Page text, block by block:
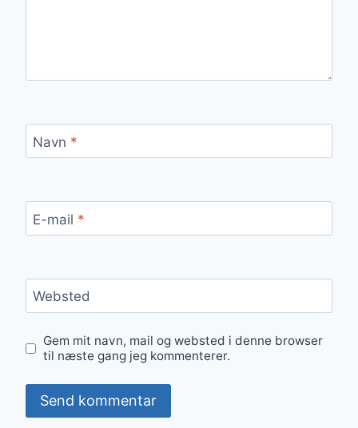
Navn *
E-mail *
Websted
Gem mit navn, mail og websted i denne browser
til næste gang jeg kommenterer.